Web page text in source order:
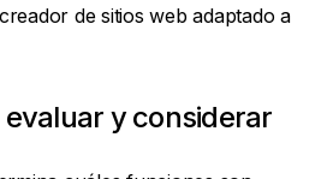
de sitios web adaptado a
y considerar